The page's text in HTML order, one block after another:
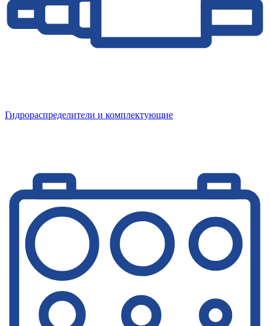
Гидрораспределители и комплектующие